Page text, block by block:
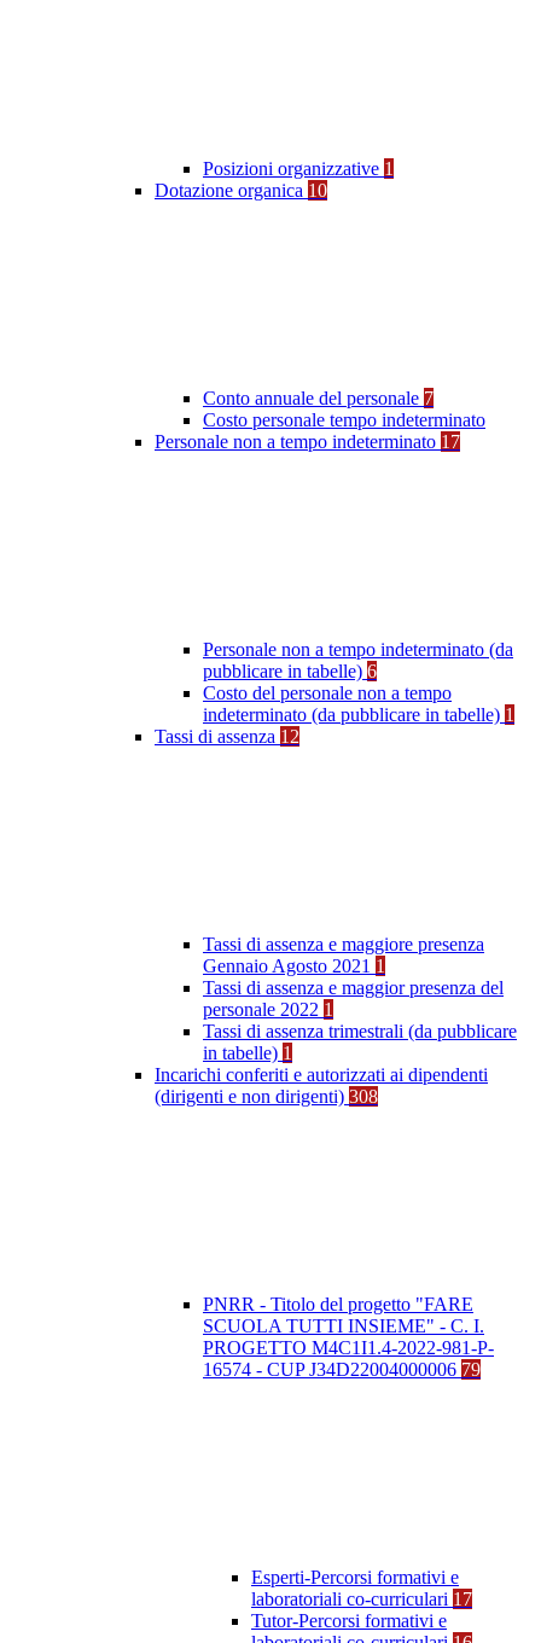
Posizioni organizzative 1
Dotazione organica 10
Conto annuale del personale 7
Costo personale tempo indeterminato
Personale non a tempo indeterminato 17
Personale non a tempo indeterminato (da
pubblicare in tabelle) 6
Costo del personale non a tempo
indeterminato (da pubblicare in tabelle) 1
Tassi di assenza 12
Tassi di assenza e maggiore presenza
Gennaio Agosto 2021 1
Tassi di assenza e maggior presenza del
personale 2022 1
Tassi di assenza trimestrali (da pubblicare
in tabelle) 1
Incarichi conferiti e autorizzati ai dipendenti
(dirigenti e non dirigenti) 308
PNRR - Titolo del progetto "FARE
SCUOLA TUTTI INSIEME" - C. I.
PROGETTO M4C1I1.4-2022-981-P-
16574 - CUP J34D22004000006 79
Esperti-Percorsi formativi e
laboratoriali co-curriculari 17
Tutor-Percorsi formativi e